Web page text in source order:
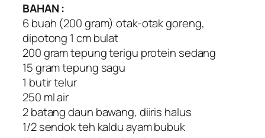
BAHAN :
6 buah (200 gram) otak-otak goreng,
dipotong 1 cm bulat
200 gram tepung terigu protein sedang
15 gram tepung sagu
1 butir telur
250 ml air
2 batang daun bawang, diiris halus
1/2 sendok teh kaldu ayam bubuk